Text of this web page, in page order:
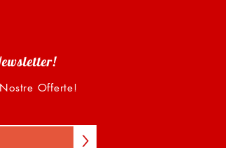
Offerte!
>